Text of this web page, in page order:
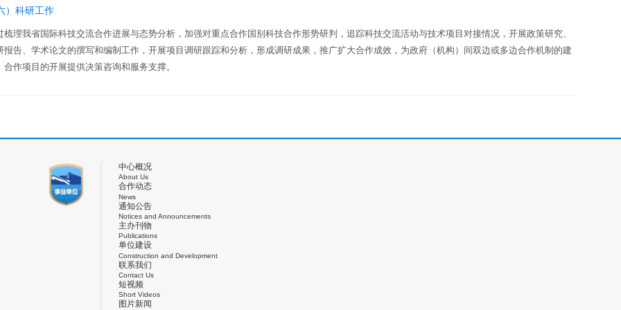
）科研工作
梳理我省国际科技交流合作进展与态势分析，加强对重点合作国别科技合作形势研判，追踪科技交流活动与技术项目对接情况，开展政策研究、
报告、学术论文的撰写和编制工作，开展项目调研跟踪和分析，形成调研成果，推广扩大合作成效，为政府（机构）间双边或多边合作机制的建
合作项目的开展提供决策咨询和服务支撑。
中心概况
About Us
合作动态
News
通知公告
Notices and Announcements
主办刊物
Publications
单位建设
Construction and Development
联系我们
Contact Us
短视频
Short Videos
图片新闻